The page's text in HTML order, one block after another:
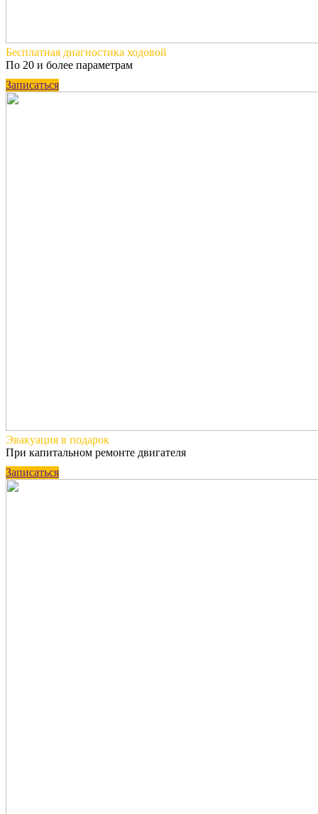
Бесплатная диагностика ходовой
По 20 и более параметрам
Записаться
Эвакуация в подарок
При капитальном ремонте двигателя
Записаться